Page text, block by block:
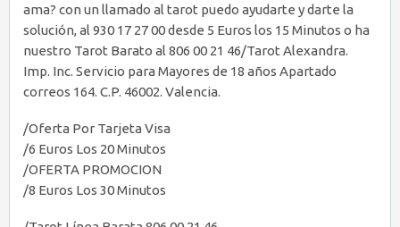
ama? con un llamado al tarot puedo ayudarte y darte la
solución, al 930 17 27 00 desde 5 Euros los 15 Minutos o ha
nuestro Tarot Barato al 806 00 21 46/Tarot Alexandra.
Imp. Inc. Servicio para Mayores de 18 años Apartado
correos 164. C.P. 46002. Valencia.
/Oferta Por Tarjeta Visa
/6 Euros Los 20 Minutos
/OFERTA PROMOCION
/8 Euros Los 30 Minutos